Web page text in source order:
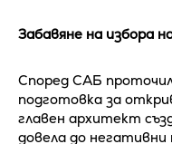
Забавяне на избора
Според САБ
подготовка за
главен архитект
довела до негативни